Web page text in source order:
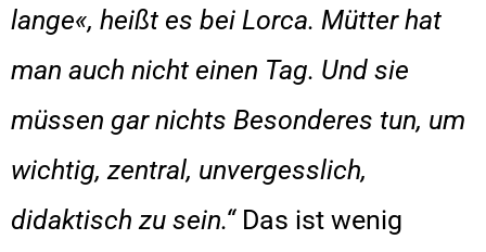
lange«, heißt es bei Lorca. Mütter hat
man auch nicht einen Tag. Und sie
müssen gar nichts Besonderes tun, um
wichtig, zentral, unvergesslich,
didaktisch zu sein.“ Das ist wenig